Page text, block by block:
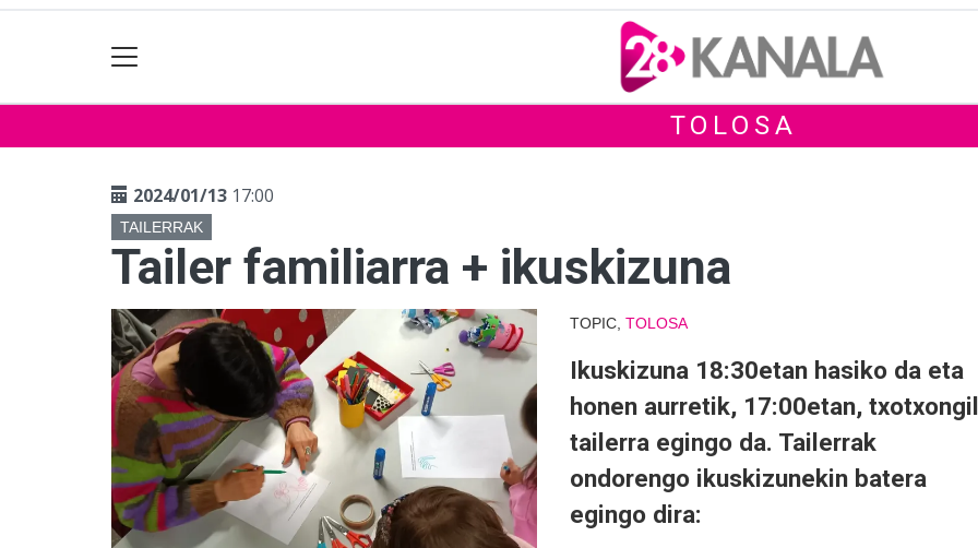
TOLOSA
2024/01/13 17:00
TAILERRAK
Tailer familiarra + ikuskizuna
TOPIC, TOLOSA
Ikuskizuna 18:30etan hasiko da eta
honen aurretik, 17:00etan,
tailerra egingo da. Tailerrak
ondorengo ikuskizunekin batera
egingo dira: